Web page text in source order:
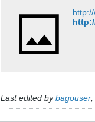
Last edited bybagouser;